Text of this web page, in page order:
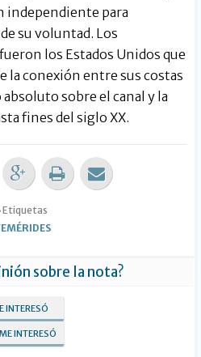
independiente para
su voluntad. Los
los Estados Unidos que
conexión entre sus costas
sobre el canal y la
fines del siglo XX.
Etiquetas
sobre la nota?
INTERESÓ
INTERESÓ